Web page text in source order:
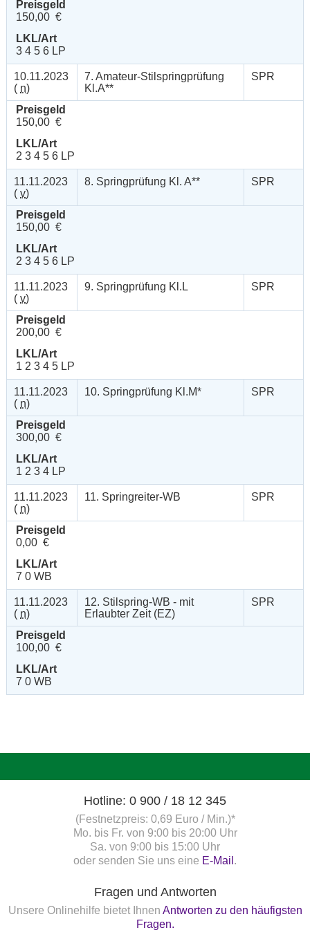
Preisgeld
150,00 €
LKL/Art
3 4 5 6 LP
10.11.2023
( n)
7. Amateur-Stilspringprüfung
Kl.A**
SPR
Preisgeld
150,00 €
LKL/Art
2 3 4 5 6 LP
11.11.2023
( v)
8. Springprüfung Kl. A** SPR
Preisgeld
150,00 €
LKL/Art
2 3 4 5 6 LP
11.11.2023
( v)
9. Springprüfung Kl.L SPR
Preisgeld
200,00 €
LKL/Art
1 2 3 4 5 LP
11.11.2023
( n)
10. Springprüfung Kl.M* SPR
Preisgeld
300,00 €
LKL/Art
1 2 3 4 LP
11.11.2023
( n)
11. Springreiter-WB SPR
Preisgeld
0,00 €
LKL/Art
7 0 WB
11.11.2023
( n)
12. Stilspring-WB - mit
Erlaubter Zeit (EZ)
SPR
Preisgeld
100,00 €
LKL/Art
7 0 WB
Hotline: 0 900 / 18 12 345
(Festnetzpreis: 0,69 Euro / Min.)*
Mo. bis Fr. von 9:00 bis 20:00 Uhr
Sa. von 9:00 bis 15:00 Uhr
oder senden Sie uns eine E-Mail .
Fragen und Antworten
Unsere Onlinehilfe bietet Ihnen Antworten zu den häufigsten
Fragen.